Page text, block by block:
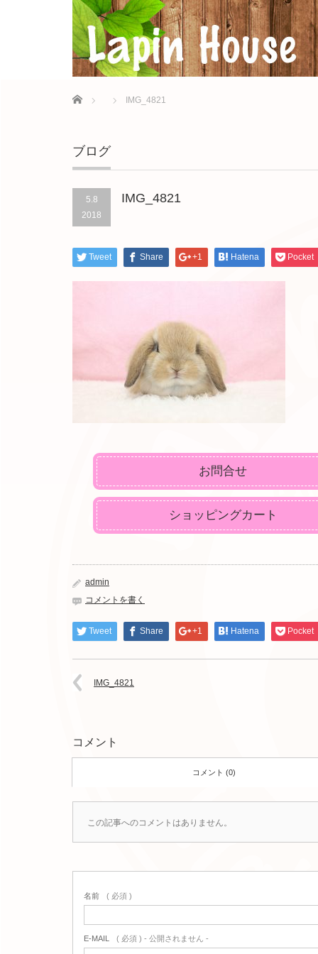
Home IMG_4821
ブログ
5.8
2018
IMG_4821
Tweet Share +1 Hatena Pocket
お問合せ
ショッピングカート
admin
コメントを書く
Tweet Share +1 Hatena Pocket
IMG_4821
コメント
コメント (0)
この記事へのコメントはありません。
名前 ( 必須 )
E-MAIL ( 必須 ) - 公開されません -